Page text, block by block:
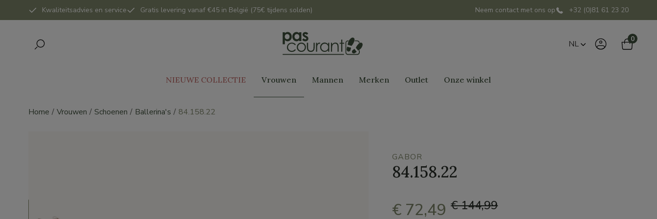
Kwaliteitsadvies en service Gratis levering vanaf €45 in België (75€ tijdens solden) Neem contact met ons op +32 (0)81 61 23 20
NL 0
NIEUWE COLLECTIE Vrouwen Mannen Merken Outlet Onze winkel
Home Vrouwen Schoenen Ballerina's 84.158.22
GABOR
84.158.22
€ 72,49 € 144,99